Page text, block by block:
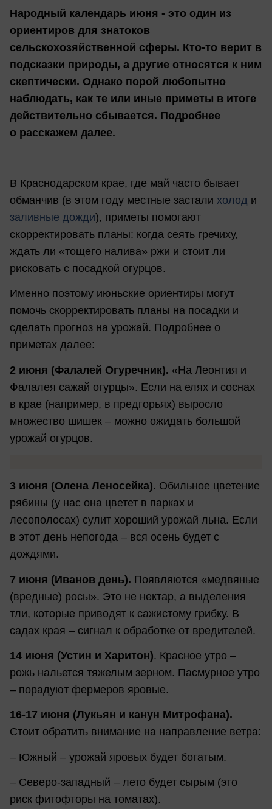
Народный календарь июня - это один из
ориентиров для знатоков
сельскохозяйственной сферы. Кто-то верит в
подсказки природы, а другие относятся к ним
скептически. Однако порой любопытно
наблюдать, как те или иные приметы в итоге
действительно сбывается. Подробнее
о расскажем далее.
В Краснодарском крае, где май часто бывает
обманчив (в этом году местные застали холод и
заливные дожди), приметы помогают
скорректировать планы: когда сеять гречиху,
ждать ли «тощего налива» ржи и стоит ли
рисковать с посадкой огурцов.
Именно поэтому июньские ориентиры могут
помочь скорректировать планы на посадки и
сделать прогноз на урожай. Подробнее о
приметах далее:
2 июня (Фалалей Огуречник). «На Леонтия и
Фалалея сажай огурцы». Если на елях и соснах
в крае (например, в предгорьях) выросло
множество шишек – можно ожидать большой
урожай огурцов.
3 июня (Олена Леносейка). Обильное цветение
рябины (у нас она цветет в парках и
лесополосах) сулит хороший урожай льна. Если
в этот день непогода – вся осень будет с
дождями.
7 июня (Иванов день). Появляются «медвяные
(вредные) росы». Это не нектар, а выделения
тли, которые приводят к сажистому грибку. В
садах края – сигнал к обработке от вредителей.
14 июня (Устин и Харитон). Красное утро –
рожь нальется тяжелым зерном. Пасмурное утро
– порадуют фермеров яровые.
16-17 июня (Лукьян и канун Митрофана).
Стоит обратить внимание на направление ветра:
– Южный – урожай яровых будет богатым.
– Северо-западный – лето будет сырым (это
риск фитофторы на томатах).